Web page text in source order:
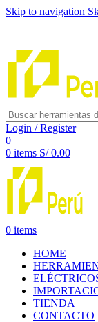
Skip to navigation
Login / Register
0
0 items S/0.00
0 items
HOME
TIENDA
CONTACTO